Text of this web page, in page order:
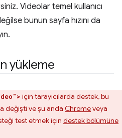
Videolar temel kullanıcı
bunun sayfa hızını da
yükleme
için tarayıcılarda destek, bu
değişti ve şu anda Chromeveya
test etmek için destek bölümüne